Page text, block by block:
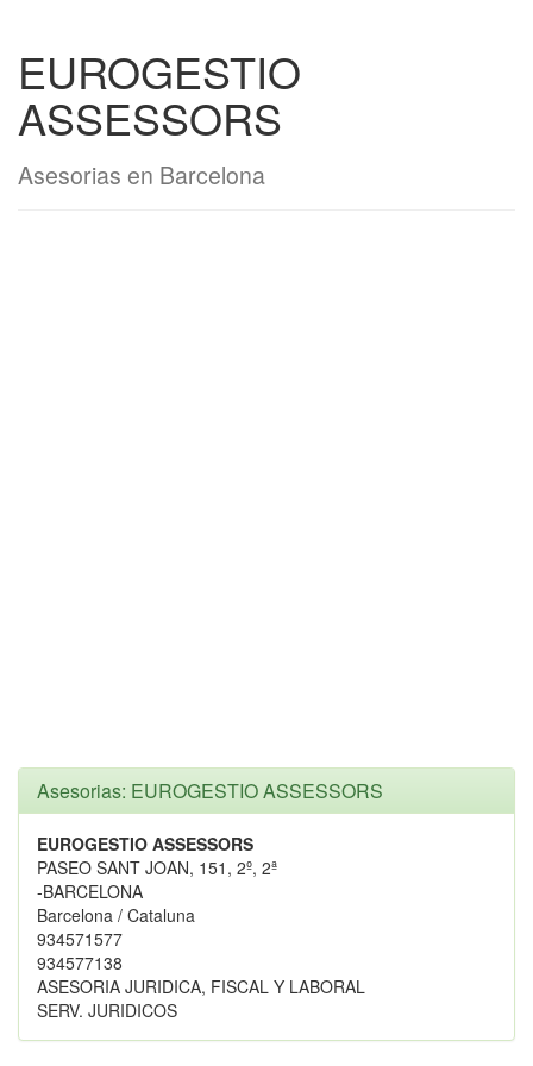
EUROGESTIO
ASSESSORS
Asesorias en Barcelona
Asesorias: EUROGESTIO ASSESSORS
EUROGESTIO ASSESSORS
PASEO SANT JOAN, 151, 2º, 2ª
-BARCELONA
Barcelona / Cataluna
934571577
934577138
ASESORIA JURIDICA, FISCAL Y LABORAL
SERV. JURIDICOS